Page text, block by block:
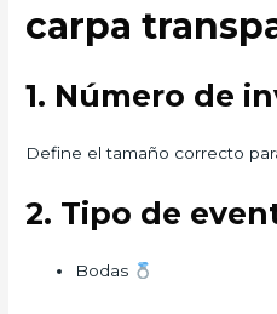
carpa
1. Número de
Define el tamaño correcto
2. Tipo de
Bodas